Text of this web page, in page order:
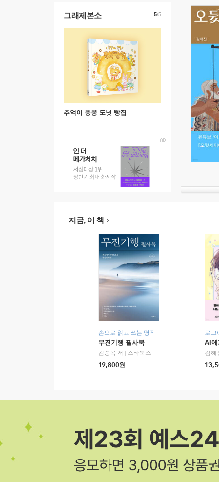
그래제본소
추억이 퐁퐁 도넛 빵집
5/5
지금, 이 책
손으로 읽고 쓰는 명작
무진기행 필사북
김승옥 저
스타북스
19,800원
로그
AI에
김혜